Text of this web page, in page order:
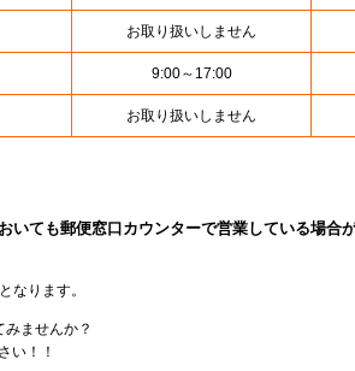
お取り扱いしません
9:00～17:00
お取り扱いしません
ても郵便窓口カウンターで営業している場合が
なります。
ませんか？
い！！